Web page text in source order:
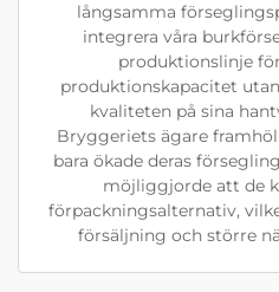
långsamma
integrera våra
produktionslinje
produktionskapacitet
kvaliteten på sina
Bryggeriets ägare
bara ökade deras
möjliggjorde att de
förpackningsalternativ,
försäljning och större